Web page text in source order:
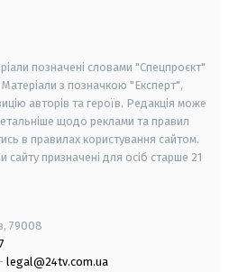
позначені словами "Спецпроєкт"
з позначкою "Експерт",
авторів та героїв. Редакція може
щодо реклами та правил
в правилах користування сайтом.
сайту призначені для осіб старше 21
79008
legal@24tv.com.ua